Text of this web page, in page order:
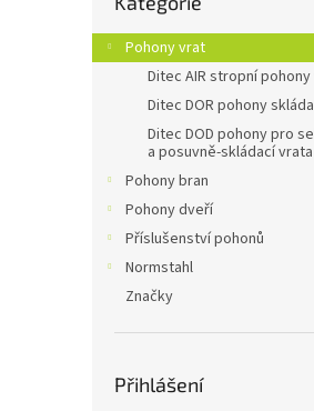
e
Pohony vrat
Ditec AIR stropní
Ditec DOR pohony
Ditec DOD pohony pro
a posuvně-skládací vrata
Pohony bran
Pohony dveří
Příslušenství pohonů
Normstahl
Značky
Přihlášení